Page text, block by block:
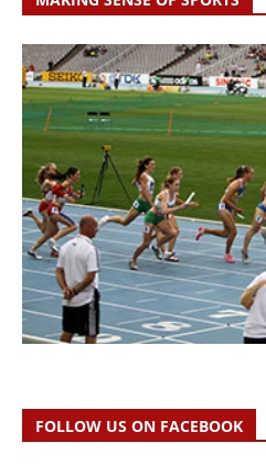
FOLLOW US ON FACEBOOK